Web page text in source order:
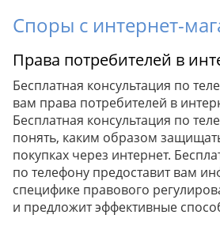
Споры с интернет-
Права потребителей в
Бесплатная консультация по
вам права потребителей в
Бесплатная консультация по
понять, каким образом
покупках через интернет.
по телефону предоставит вам
специфике правового
и предложит эффективные